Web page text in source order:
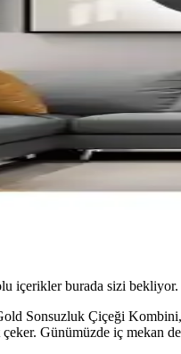
içerikler burada sizi bekliyor.
Sonsuzluk Çiçeği
çeker. Günümüzde iç